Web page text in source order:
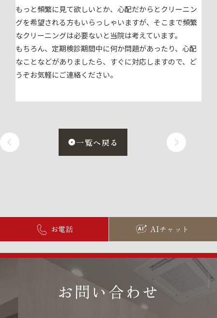
もっと頻繁に見て欲しいとか、心配だからとクリーニン
グを希望される方もいらっしゃいますが、そこまで頻繁
なクリーニングは必要ないと当院は考えています。
もちろん、定期検診期間中に何か問題があったり、心配
なことなどがありましたら、すぐに対応しますので、ど
うぞお気軽にご連絡ください。
一覧へ戻る
お電話 AIチャット
お問い合わせ